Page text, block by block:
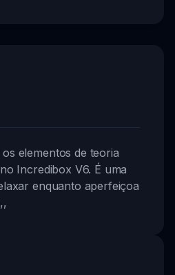
elementos de teoria
Incredibox V6. É uma
enquanto aperfeiçoa
,,